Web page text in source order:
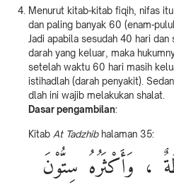
Menurut kitab-kitab fiqih, nifas
dan paling banyak 60 (enam-
Jadi apabila sesudah 40 hari
darah yang keluar, maka
setelah waktu 60 hari masih
istihadlah (darah penyakit).
dlah ini wajib melakukan shalat.
Dasar pengambilan:
Kitab At Tadzhibhalaman 35:
، وَأَكْثَرُهُ سِتُّوْنَ